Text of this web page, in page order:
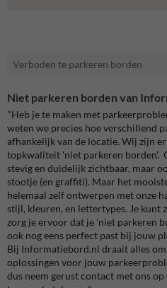
Verboden te parkeren borden
Niet parkeren borden van
"Heb je te maken met
weten we precies hoe verschillend
afhankelijk van de locatie. Wij zijn
topkwaliteit 'niet parkeren borden'.
stevig en duidelijk zichtbaar, maar
stootje (en graffiti). Maar het
helemaal zelf ontwerpen met onze
stijl, kleuren, en lettertypes. Je kunt
zorg je ervoor dat je 'niet parkeren
ook nog eens perfect past bij jouw
Bij Informatiebord.nl draait alles
oplossingen voor jouw
dus neem gerust contact met ons